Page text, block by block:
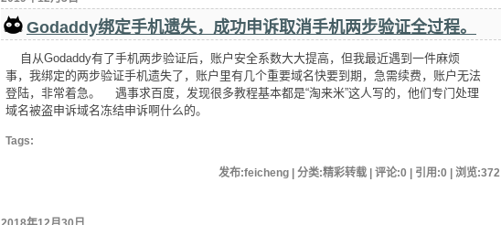
Godaddy绑定手机遗失，成功申诉取消手机两步验证全过程。
自从Godaddy有了手机两步验证后，账户安全系数大大提高，但我最近遇到一件麻烦
事，我绑定的两步验证手机遗失了，账户里有几个重要域名快要到期，急需续费，账户无法
登陆，非常着急。 遇事求百度，发现很多教程基本都是“淘来米”这人写的，他们专门处理
域名被盗申诉域名冻结申诉啊什么的。
Tags:
发布:feicheng | 分类:精彩转载 | 评论:0 | 引用:0 | 浏览:372